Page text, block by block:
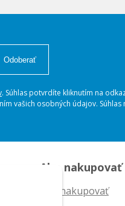
Odoberať
. Súhlas potvrdíte kliknutím na
vašich osobných údajov.
Ako nakupovať
Ako nakupovať